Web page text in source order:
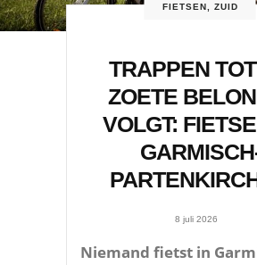
FIETSEN ZUID
TRAPPEN
ZOETE
VOLGT:
8 juli 2026
Niemand fietst in